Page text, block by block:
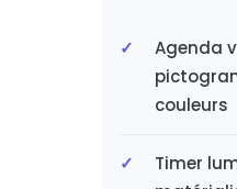
Agenda
couleurs
Timer